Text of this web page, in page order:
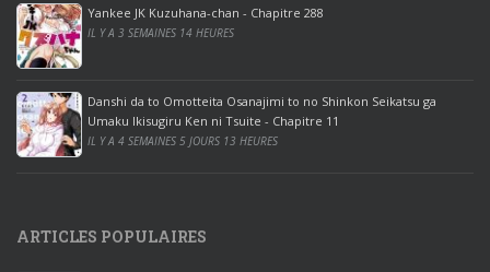
ff
i
c
e
2
0
1
r
Yankee JK Kuzuhana-chan - Chapitre 288
IL Y A 3 SEMAINES 14 HEURES
Danshi da to Omotteita Osanajimi to no Shinkon Seikatsu ga
Umaku Ikisugiru Ken ni Tsuite - Chapitre 11
IL Y A 4 SEMAINES 5 JOURS 13 HEURES
ARTICLES POPULAIRES